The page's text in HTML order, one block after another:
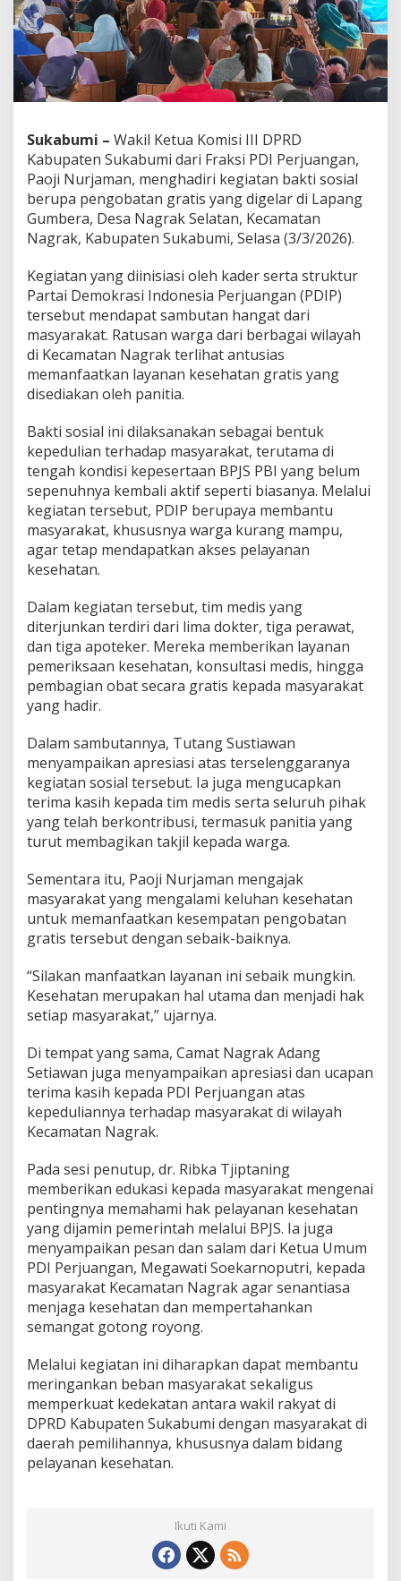
r
i
B
a
t
i
o
s
i
a
l
P
e
g
o
b
a
t
n
G
r
t
s
u
n
t
u
k
W
g
a
N
a
g
r
Sukabumi – Wakil Ketua Komisi III DPRD
Kabupaten Sukabumi dari Fraksi PDI Perjuangan,
Paoji Nurjaman, menghadiri kegiatan bakti sosial
berupa pengobatan gratis yang digelar di Lapang
Gumbera, Desa Nagrak Selatan, Kecamatan
Nagrak, Kabupaten Sukabumi, Selasa (3/3/2026).
Kegiatan yang diinisiasi oleh kader serta struktur
Partai Demokrasi Indonesia Perjuangan (PDIP)
tersebut mendapat sambutan hangat dari
masyarakat. Ratusan warga dari berbagai wilayah
di Kecamatan Nagrak terlihat antusias
memanfaatkan layanan kesehatan gratis yang
disediakan oleh panitia.
Bakti sosial ini dilaksanakan sebagai bentuk
kepedulian terhadap masyarakat, terutama di
tengah kondisi kepesertaan BPJS PBI yang belum
sepenuhnya kembali aktif seperti biasanya. Melalui
kegiatan tersebut, PDIP berupaya membantu
masyarakat, khususnya warga kurang mampu,
agar tetap mendapatkan akses pelayanan
kesehatan.
Dalam kegiatan tersebut, tim medis yang
diterjunkan terdiri dari lima dokter, tiga perawat,
dan tiga apoteker. Mereka memberikan layanan
pemeriksaan kesehatan, konsultasi medis, hingga
pembagian obat secara gratis kepada masyarakat
yang hadir.
Dalam sambutannya, Tutang Sustiawan
menyampaikan apresiasi atas terselenggaranya
kegiatan sosial tersebut. Ia juga mengucapkan
terima kasih kepada tim medis serta seluruh pihak
yang telah berkontribusi, termasuk panitia yang
turut membagikan takjil kepada warga.
Sementara itu, Paoji Nurjaman mengajak
masyarakat yang mengalami keluhan kesehatan
untuk memanfaatkan kesempatan pengobatan
gratis tersebut dengan sebaik-baiknya.
“Silakan manfaatkan layanan ini sebaik mungkin.
Kesehatan merupakan hal utama dan menjadi hak
setiap masyarakat,” ujarnya.
Di tempat yang sama, Camat Nagrak Adang
Setiawan juga menyampaikan apresiasi dan ucapan
terima kasih kepada PDI Perjuangan atas
kepeduliannya terhadap masyarakat di wilayah
Kecamatan Nagrak.
Pada sesi penutup, dr. Ribka Tjiptaning
memberikan edukasi kepada masyarakat mengenai
pentingnya memahami hak pelayanan kesehatan
yang dijamin pemerintah melalui BPJS. Ia juga
menyampaikan pesan dan salam dari Ketua Umum
PDI Perjuangan, Megawati Soekarnoputri, kepada
masyarakat Kecamatan Nagrak agar senantiasa
menjaga kesehatan dan mempertahankan
semangat gotong royong.
Melalui kegiatan ini diharapkan dapat membantu
meringankan beban masyarakat sekaligus
memperkuat kedekatan antara wakil rakyat di
DPRD Kabupaten Sukabumi dengan masyarakat di
daerah pemilihannya, khususnya dalam bidang
pelayanan kesehatan.
Ikuti Kami